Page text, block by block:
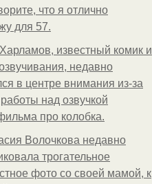
что я отлично
для 57.
известный комик и
недавно
в центре внимания из-за
над озвучкой
про колобка.
Волочкова недавно
трогательное
фото со своей мамой, к